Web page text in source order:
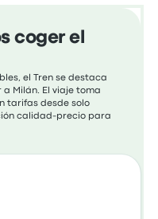
coger el
el Tren se destaca
Milán. El viaje toma
tarifas desde solo
calidad-precio para